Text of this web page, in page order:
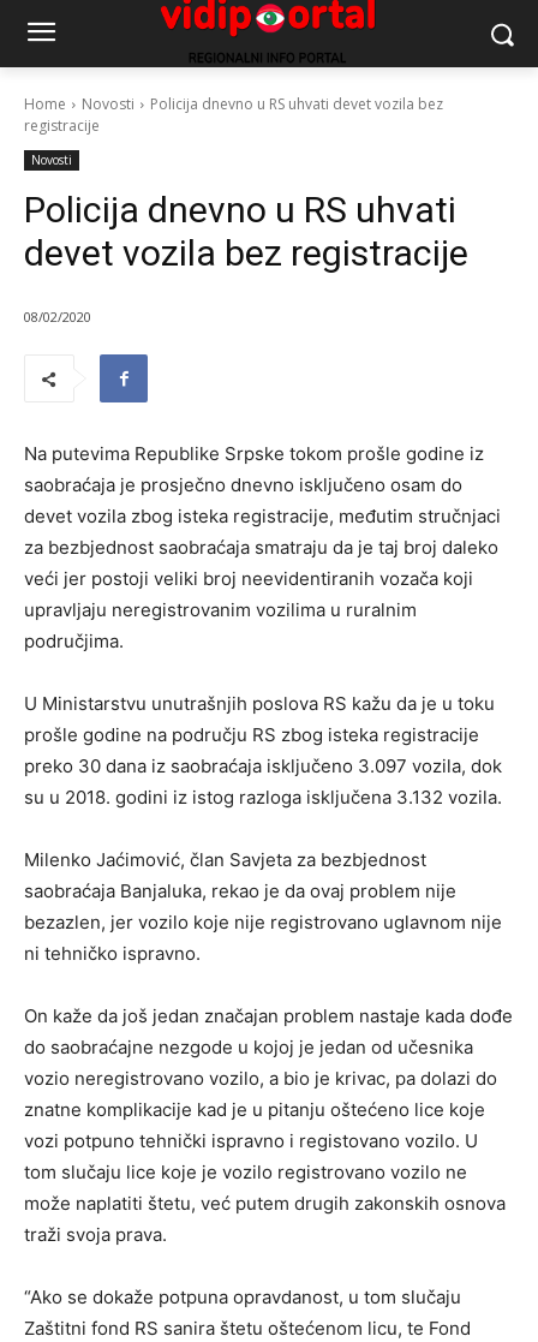
Home Novosti
Policija dnevno u RS uhvati devet vozila bez
registracije
Novosti
Policija dnevno u RS uhvati
devet vozila bez registracije
08/02/2020
Na putevima Republike Srpske tokom prošle godine iz
saobraćaja je prosječno dnevno isključeno osam do
devet vozila zbog isteka registracije, međutim stručnjaci
za bezbjednost saobraćaja smatraju da je taj broj daleko
veći jer postoji veliki broj neevidentiranih vozača koji
upravljaju neregistrovanim vozilima u ruralnim
područjima.
U Ministarstvu unutrašnjih poslova RS kažu da je u toku
prošle godine na području RS zbog isteka registracije
preko 30 dana iz saobraćaja isključeno 3.097 vozila, dok
su u 2018. godini iz istog razloga isključena 3.132 vozila.
Milenko Jaćimović, član Savjeta za bezbjednost
saobraćaja Banjaluka, rekao je da ovaj problem nije
bezazlen, jer vozilo koje nije registrovano uglavnom nije
ni tehničko ispravno.
On kaže da još jedan značajan problem nastaje kada dođe
do saobraćajne nezgode u kojoj je jedan od učesnika
vozio neregistrovano vozilo, a bio je krivac, pa dolazi do
znatne komplikacije kad je u pitanju oštećeno lice koje
vozi potpuno tehnički ispravno i registovano vozilo. U
tom slučaju lice koje je vozilo registrovano vozilo ne
može naplatiti štetu, već putem drugih zakonskih osnova
traži svoja prava.
“Ako se dokaže potpuna opravdanost, u tom slučaju
Zaštitni fond RS sanira štetu oštećenom licu, te Fond